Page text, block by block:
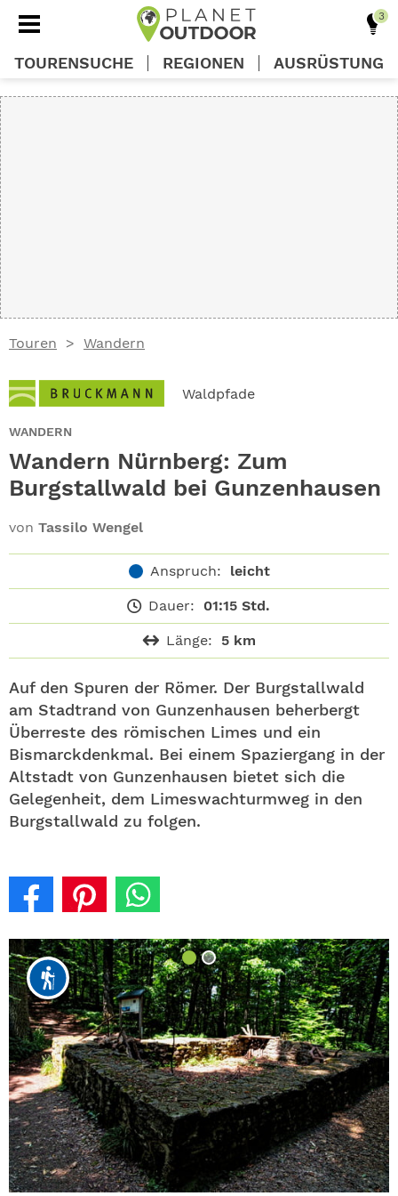
Touren Wandern
Waldpfade
WANDERN
Wandern Nürnberg: Zum
Burgstallwald bei Gunzenhausen
von Tassilo Wengel
Anspruch: leicht
Dauer: 01:15 Std.
Länge: 5 km
Auf den Spuren der Römer. Der Burgstallwald
am Stadtrand von Gunzenhausen beherbergt
Überreste des römischen Limes und ein
Bismarckdenkmal. Bei einem Spaziergang in der
Altstadt von Gunzenhausen bietet sich die
Gelegenheit, dem Limeswachturmweg in den
Burgstallwald zu folgen.
TOURENSUCHE REGIONEN AUSRÜSTUNG
ABO
GEWINNEN
NEWSLETTER
SHOP